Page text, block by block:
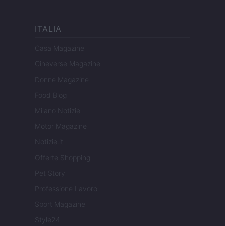
ITALIA
Casa Magazine
Cineverse Magazine
Donne Magazine
Food Blog
Milano Notizie
Motor Magazine
Notizie.it
Offerte Shopping
Pet Story
Professione Lavoro
Sport Magazine
Style24